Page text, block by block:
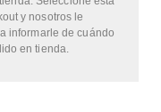
y nosotros le
informarle de cuándo
en tienda.